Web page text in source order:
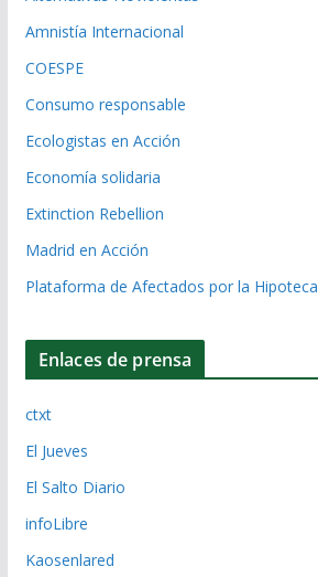
Amnistía Internacional
COESPE
Consumo responsable
Ecologistas en Acción
Economía solidaria
Extinction Rebellion
Madrid en Acción
Plataforma de Afectados por la Hipoteca
Enlaces de prensa
ctxt
El Jueves
El Salto Diario
infoLibre
Kaosenlared